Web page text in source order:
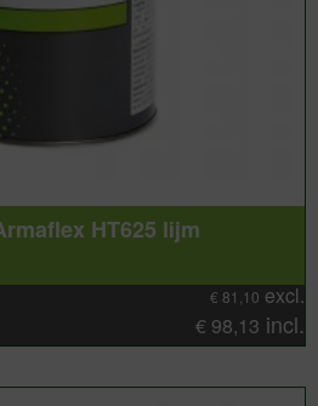
HT625 lijm
€ 81,10 excl.
€ 98,13 incl.